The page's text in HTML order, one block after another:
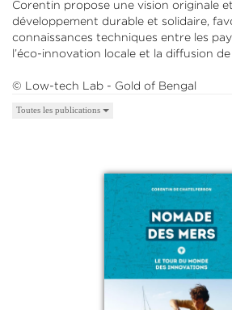
Corentin propose une vision originale
développement durable et solidaire,
connaissances techniques entre les
l’éco-innovation locale et la diffusion
© Low-tech Lab - Gold of Bengal
Toutes les publications